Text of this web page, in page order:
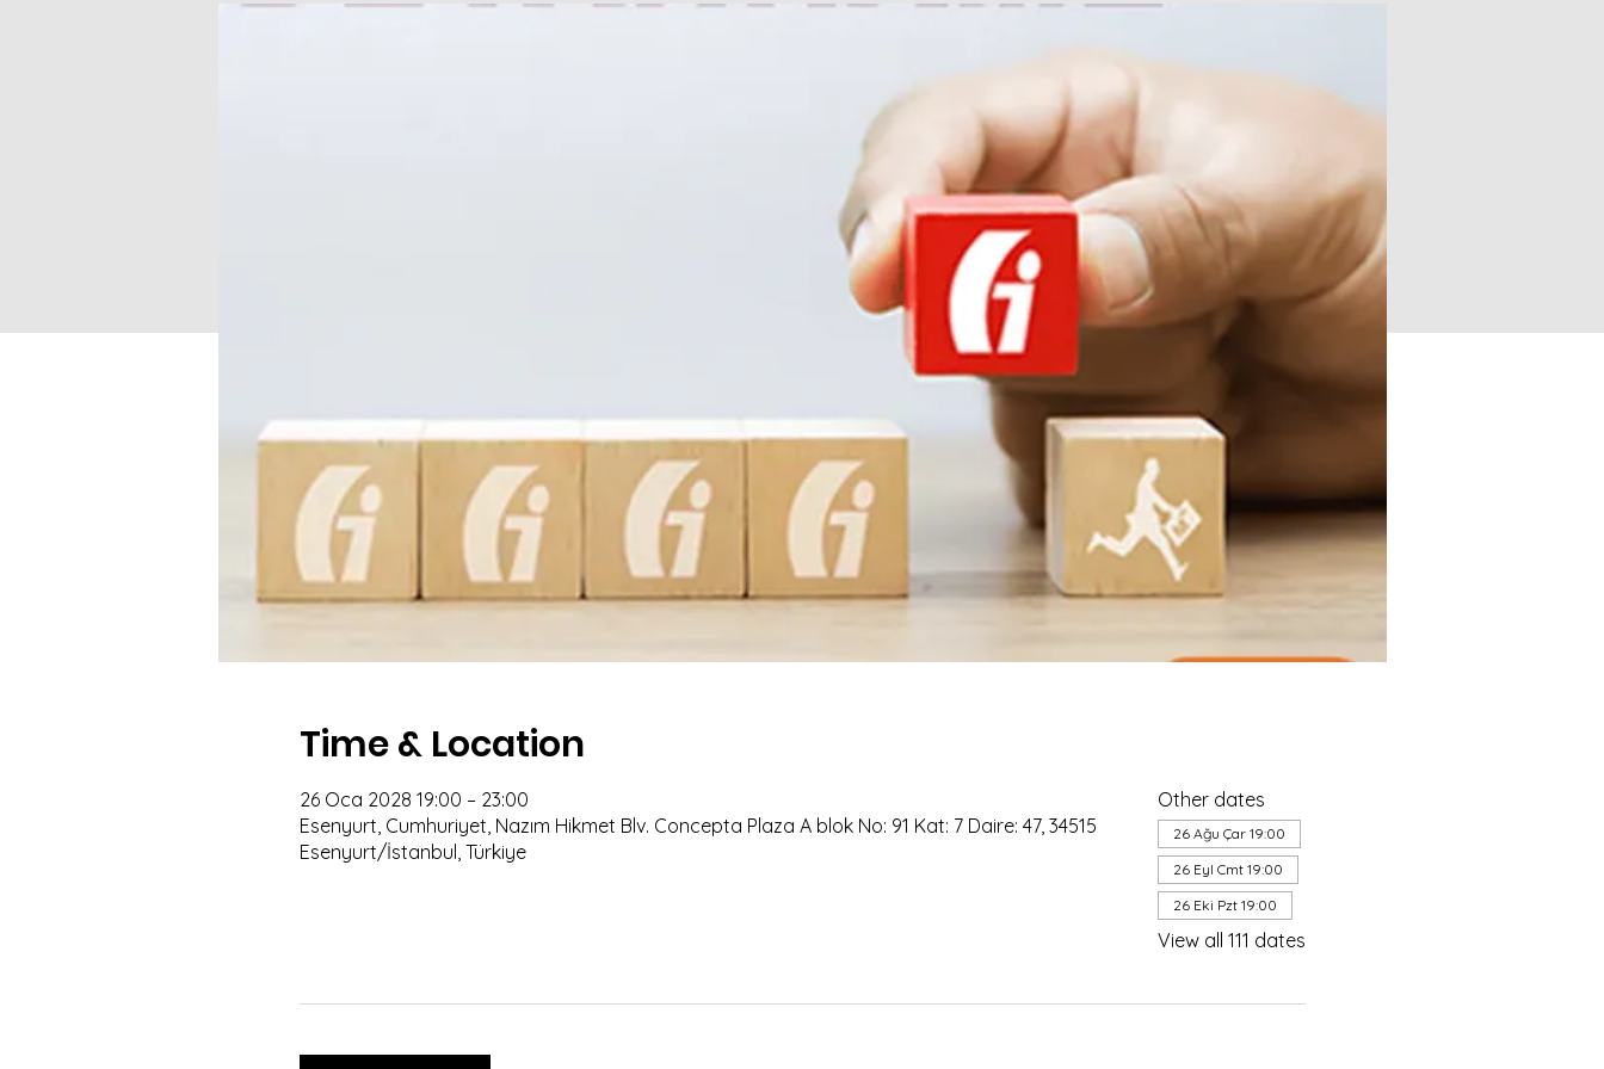
Time & Location
26 Oca 2028 19:00 – 23:00
Esenyurt, Cumhuriyet, Nazım Hikmet Blv. Concepta Plaza A blok No: 91 Kat: 7 Daire: 47, 34515
Esenyurt/İstanbul, Türkiye
Other dates
26 Ağu Çar 19:00
26 Eyl Cmt 19:00
26 Eki Pzt 19:00
View all 111 dates